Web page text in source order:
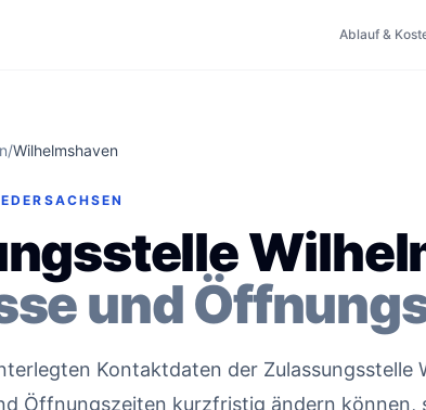
Ablauf &
/Wilhelmshaven
und
Kontaktdaten der Zulassungsstelle
Öffnungszeiten kurzfristig ändern können,